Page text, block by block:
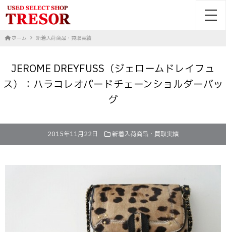
ホーム 新着入荷商品・買取実績
JEROME DREYFUSS（ジェロームドレイフュ
ス）：ハラコレオパードチェーンショルダーバッ
グ
2015年11月22日 新着入荷商品・買取実績